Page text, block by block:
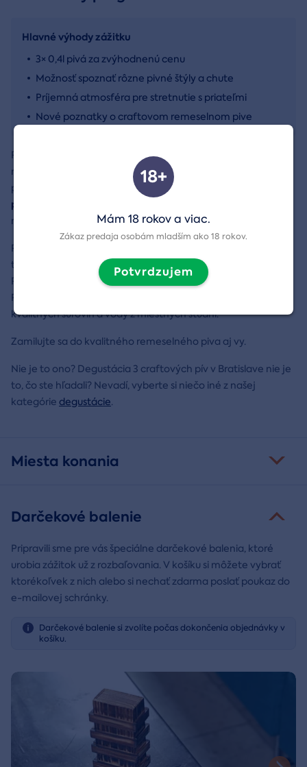
Hlavné výhody zážitku
3× 0,4l pivá za zvýhodnenú cenu
Možnosť spoznať rôzne pivné štýly a chute
Príjemná atmosféra pre stretnutie s priateľmi
Nové poznatky o craftovom remeselnom pive
Pozor, pivkári! Pripravte sa na objaviteľskú cestu svetom
remeselne varených pív v bratislavskom Time bare. S
priateľmi ochutnáte
tri veľké starostlivo vybrané craftové
pivá Polička 11°
nich skrývajú.
Pivo
tradičné české pivo s históriou spojenou so založením mesta
Polička českým kráľom Přemyslom Otakarom II. v roku 1265.
Pivovar v Poličke si zakladá na tradičnej výrobe s použitím
kvalitných surovín a vody z miestnych studní.
Zamilujte sa do kvalitného remeselného piva aj vy.
Nie je to ono? Degustácia 3 craftových pív v Bratislave nie je
to, čo ste hľadali? Nevadí, vyberte si niečo iné z našej
kategórie degustácie.
Miesta konania
Darčekové balenie
Pripravili sme pre vás špeciálne darčekové balenia, ktoré
urobia zážitok už z rozbaľovania. V košíku si môžete vybrať
ktorékoľvek z nich alebo si nechať zdarma poslať poukaz do
e-mailovej schránky.
Darčekové balenie si zvolíte počas dokončenia objednávky v
košíku.
18+
Mám 18 rokov a viac.
Zákaz predaja osobám mladším ako 18 rokov.
Potvrdzujem